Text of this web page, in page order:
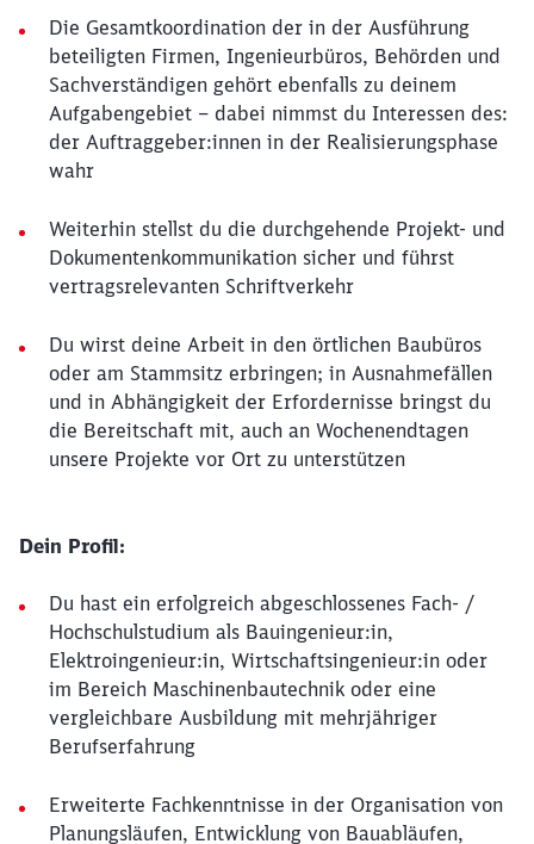
Die Gesamtkoordination der in der Ausführung
beteiligten Firmen, Ingenieurbüros, Behörden und
Sachverständigen gehört ebenfalls zu deinem
Aufgabengebiet – dabei nimmst du Interessen des:
der Auftraggeber:innen in der Realisierungsphase
wahr
Weiterhin stellst du die durchgehende Projekt- und
Dokumentenkommunikation sicher und führst
vertragsrelevanten Schriftverkehr
Du wirst deine Arbeit in den örtlichen Baubüros
oder am Stammsitz erbringen; in Ausnahmefällen
und in Abhängigkeit der Erfordernisse bringst du
die Bereitschaft mit, auch an Wochenendtagen
unsere Projekte vor Ort zu unterstützen
Dein Profil:
Du hast ein erfolgreich abgeschlossenes Fach- /
Hochschulstudium als Bauingenieur:in,
Elektroingenieur:in, Wirtschaftsingenieur:in oder
im Bereich Maschinenbautechnik oder eine
vergleichbare Ausbildung mit mehrjähriger
Berufserfahrung
Erweiterte Fachkenntnisse in der Organisation von
Planungsläufen, Entwicklung von Bauabläufen,